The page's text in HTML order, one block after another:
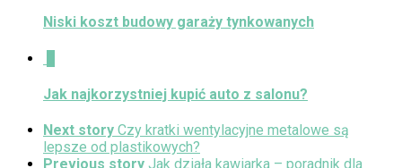
Niski koszt budowy garaży tynkowanych
Jak najkorzystniej kupić auto z salonu?
Next story Czy kratki wentylacyjne metalowe są
lepsze od plastikowych?
Previous story Jak działa kawiarka – poradnik dla